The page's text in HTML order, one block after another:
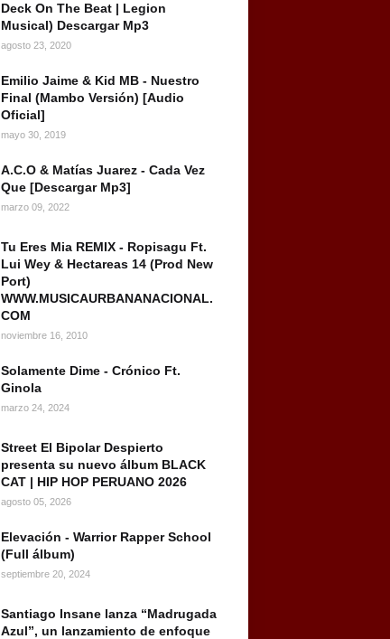
Deck On The Beat | Legion
Musical) Descargar Mp3
agosto 23, 2020
Emilio Jaime & Kid MB - Nuestro
Final (Mambo Versión) [Audio
Oficial]
mayo 30, 2019
A.C.O & Matías Juarez - Cada Vez
Que [Descargar Mp3]
marzo 09, 2022
Tu Eres Mia REMIX - Ropisagu Ft.
Lui Wey & Hectareas 14 (Prod New
Port)
WWW.MUSICAURBANANACIONAL.
COM
noviembre 16, 2010
Solamente Dime - Crónico Ft.
Ginola
marzo 24, 2024
Street El Bipolar Despierto
presenta su nuevo álbum BLACK
CAT | HIP HOP PERUANO 2026
agosto 05, 2026
Elevación - Warrior Rapper School
(Full álbum)
septiembre 20, 2024
Santiago Insane lanza “Madrugada
Azul”, un lanzamiento de enfoque